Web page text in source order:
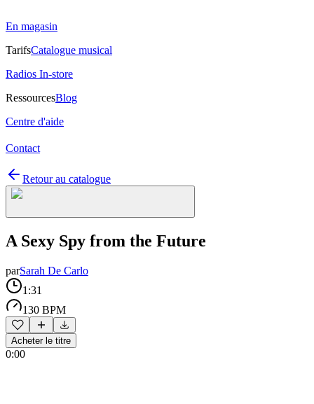
En magasin
TarifsCatalogue musical
Radios In-store
RessourcesBlog
Centre d'aide
Contact
Retour au catalogue
A Sexy Spy from the Future
parSarah De Carlo
1:31
130 BPM
Acheter le titre
0:00